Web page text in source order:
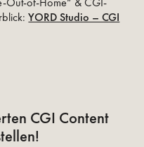
YORD Studio – CGI
CGI Content